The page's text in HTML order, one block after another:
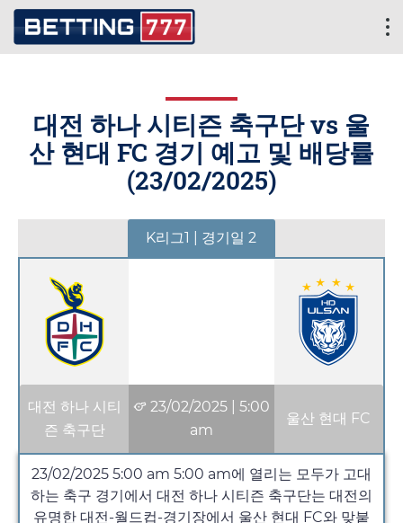
대전 하나 시티즌 축구단 vs 울
산 현대 FC 경기 예고 및 배당률
(23/02/2025)
K리그1 | 경기일 2
대전 하나 시티
즌 축구단
23/02/2025| 5:00
am
울산 현대 FC
23/02/2025 5:00 am 5:00 am에 열리는 모두가 고대
하는 축구 경기에서 대전 하나 시티즌 축구단는 대전의
유명한 대전-월드컵-경기장에서 울산 현대 FC와 맞붙